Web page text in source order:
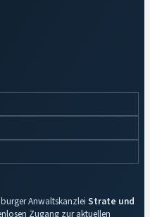
Anwaltskanzlei Strate und
Zugang zur aktuellen